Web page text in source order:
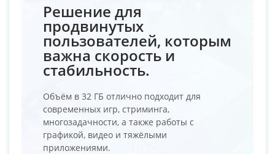
Решение для
продвинутых
пользователей, которым
важна скорость и
стабильность.
Объём в 32 ГБ отлично подходит для
современных игр, стриминга,
многозадачности, а также работы с
графикой, видео и тяжёлыми
приложениями.